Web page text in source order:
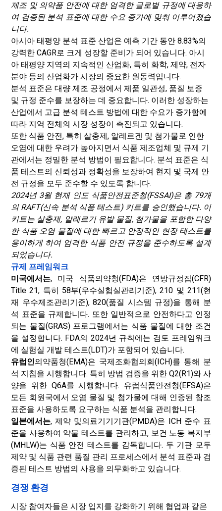
제조 및 의약품 안전에 대한 엄격한 글로벌 규정에 대응하
여 검증된 분석 표준에 대한 수요 증가에 맞춰 이루어졌습
니다.
아시아 태평양 분석 표준 산업은 예측 기간 동안 8.83%의
강력한 CAGR로 크게 성장할 준비가 되어 있습니다. 아시
아 태평양 지역의 지속적인 산업화, 특히 화학, 제약, 전자
분야 등의 산업화가 시장의 중요한 원동력입니다.
분석 표준은 대량 제조 공정에서 제품 일관성, 품질 보증
및 규정 준수를 보장하는 데 중요합니다. 이러한 성장하는
산업에서 고급 분석 테스트 방법에 대한 수요가 증가함에
따라 지역 전체의 시장 성장이 촉진되고 있습니다.
또한 식품 안전, 특히 살충제, 알레르겐 및 첨가물로 인한
오염에 대한 우려가 높아지면서 식품 제조업체 및 규제 기
관에서는 정밀한 분석 방법이 필요합니다. 분석 표준은 식
품 테스트의 신뢰성과 정확성을 보장하여 현지 및 국제 안
전 규정을 모두 준수할 수 있도록 합니다.
2024년 3월 현재 인도 식품안전표준청(FSSAI)은 총 79개
의 RAFT(신속 분석 식품 테스트) 키트를 승인했습니다. 이
키트는 살충제, 알레르기 유발 물질, 첨가물을 포함한 다양
한 식품 오염 물질에 대한 빠르고 안정적인 현장 테스트를
용이하게 하여 엄격한 식품 안전 규정을 준수하도록 설계
되었습니다.
규제 프레임워크
미국에서는, 미국 식품의약청(FDA)은 연방규정집(CFR)
Title 21, 특히 58부(우수실험실관리기준), 210 및 211(현
재 우수제조관리기준), 820(품질 시스템 규정)을 통해 분
석 표준을 규제합니다. 또한 일반적으로 안전하다고 인정
되는 물질(GRAS) 프로그램에서는 식품 물질에 대한 조건
을 설정합니다. FDA의 2024년 규칙에는 검토 프레임워크
에 실험실 개발 테스트(LDT)가 포함되어 있습니다.
유럽인의약품청(EMA)은 국제조화협의회(ICH)를 통해 분
석 지침을 시행합니다. 특히 방법 검증을 위한 Q2(R1)와 사
양을 위한 Q6A를 시행합니다. 유럽식품안전청(EFSA)은
모든 회원국에서 오염 물질 및 첨가물에 대해 인증된 참조
표준을 사용하도록 요구하는 식품 분석을 관리합니다.
일본에서는, 제약 및의료기기기관(PMDA)은 ICH 준수 표
준을 사용하여 약물 테스트를 관리하고, 보건 노동 복지부
(MHLW)는 식품 안전 테스트를 감독합니다. 두 기관 모두
제약 및 식품 관련 품질 관리 프로세스에서 분석 표준과 검
증된 테스트 방법의 사용을 의무화하고 있습니다.
경쟁 환경
시장 참여자들은 시장 입지를 강화하기 위해 협업과 같은